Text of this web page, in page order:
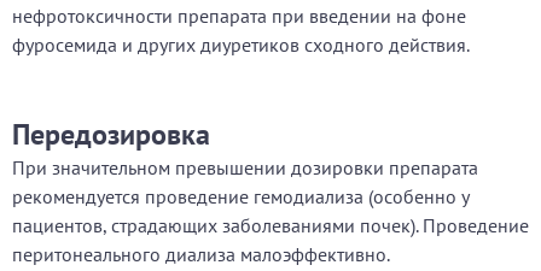
нефротоксичности препарата при введении на фоне
фуросемида и других диуретиков сходного действия.
Передозировка
При значительном превышении дозировки препарата
рекомендуется проведение гемодиализа (особенно у
пациентов, страдающих заболеваниями почек). Проведение
перитонеального диализа малоэффективно.